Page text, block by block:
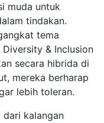
muda untuk
tindakan.
tema
& Inclusion
secara hibrida di
mereka berharap
lebih toleran.
kalangan